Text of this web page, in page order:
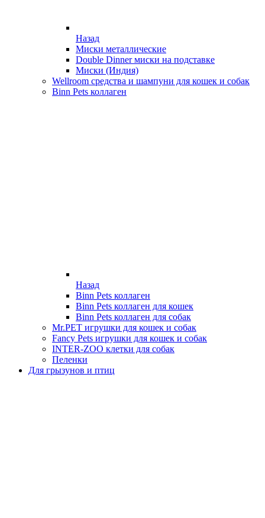
Назад
Миски металлические
Double Dinner миски на подставке
Миски (Индия)
Wellroom средства и шампуни для кошек и собак
Binn Pets коллаген
Назад
Binn Pets коллаген
Binn Pets коллаген для кошек
Binn Pets коллаген для собак
Mr.PET игрушки для кошек и собак
Fancy Pets игрушки для кошек и собак
INTER-ZOO клетки для собак
Пеленки
Для грызунов и птиц